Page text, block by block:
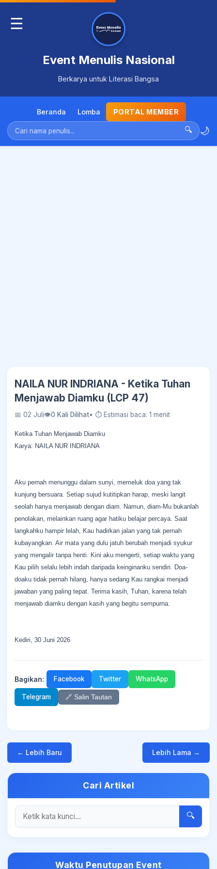
☰
Event Menulis Nasional
Berkarya untuk Literasi Bangsa
Beranda Lomba PORTAL MEMBER
🔍 🌙
NAILA NUR INDRIANA - Ketika Tuhan
Menjawab Diamku (LCP 47)
📅 02 Juli👁0 Kali Dilihat• ⏱ Estimasi baca: 1 menit
Ketika Tuhan Menjawab Diamku
Karya: NAILA NUR INDRIANA
Aku pernah menunggu dalam sunyi, memeluk doa yang tak
kunjung bersuara. Setiap sujud kutitipkan harap, meski langit
seolah hanya menjawab dengan diam. Namun, diam-Mu bukanlah
penolakan, melainkan ruang agar hatiku belajar percaya. Saat
langkahku hampir lelah, Kau hadirkan jalan yang tak pernah
kubayangkan. Air mata yang dulu jatuh berubah menjadi syukur
yang mengalir tanpa henti. Kini aku mengerti, setiap waktu yang
Kau pilih selalu lebih indah daripada keinginanku sendiri. Doa-
doaku tidak pernah hilang, hanya sedang Kau rangkai menjadi
jawaban yang paling tepat. Terima kasih, Tuhan, karena telah
menjawab diamku dengan kasih yang begitu sempurna.
Kediri, 30 Juni 2026
Bagikan: Facebook Twitter WhatsApp
Telegram 🔗 Salin Tautan
← Lebih Baru Lebih Lama →
Cari Artikel
🔍
Waktu Penutupan Event